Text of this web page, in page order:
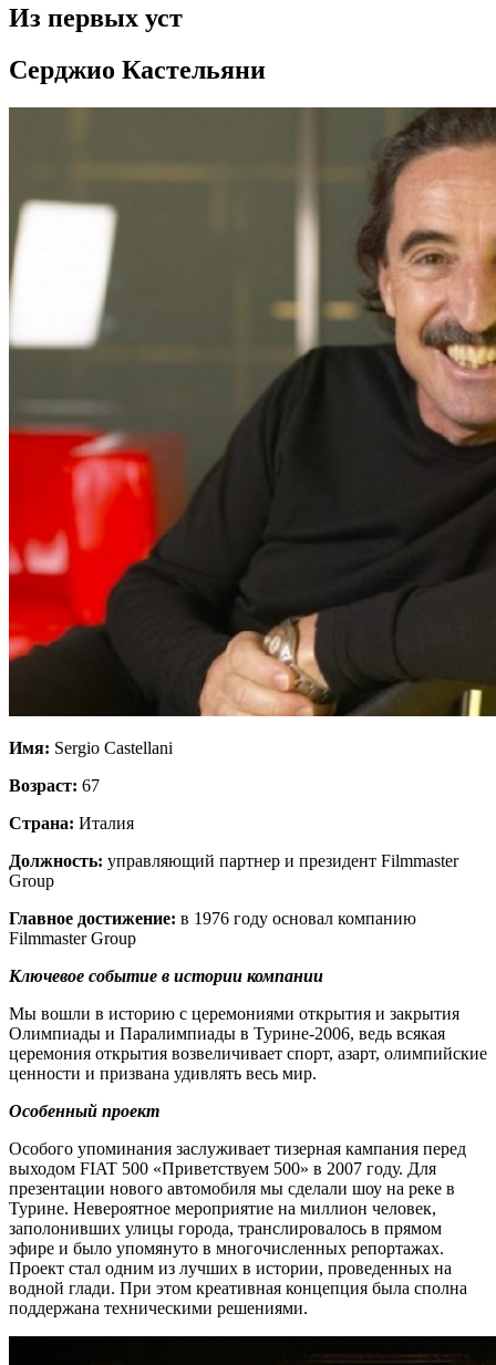
Из первых уст
Серджио Кастельяни
Имя: Sergio Castellani
Возраст: 67
Страна: Италия
Должность: управляющий партнер и президент Filmmaster
Group
Главное достижение: в 1976 году основал компанию
Filmmaster Group
Ключевое событие в истории компании
Мы вошли в историю с церемониями открытия и закрытия
Олимпиады и Паралимпиады в Турине-2006, ведь всякая
церемония открытия возвеличивает спорт, азарт, олимпийские
ценности и призвана удивлять весь мир.
Особенный проект
Особого упоминания заслуживает тизерная кампания перед
выходом FIAT 500 «Приветствуем 500» в 2007 году. Для
презентации нового автомобиля мы сделали шоу на реке в
Турине. Невероятное мероприятие на миллион человек,
заполонивших улицы города, транслировалось в прямом
эфире и было упомянуто в многочисленных репортажах.
Проект стал одним из лучших в истории, проведенных на
водной глади. При этом креативная концепция была сполна
поддержана техническими решениями.